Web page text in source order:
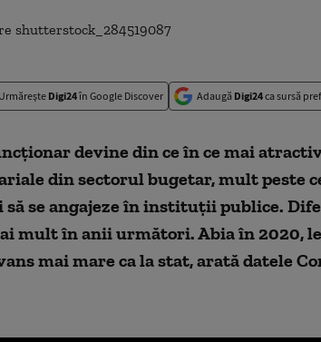
Urmărește Digi24în Google Discover Adaugă Digi24ca sursă
devine din ce în ce mai
din sectorul bugetar, mult peste
se angajeze în instituţii publice.
mult în anii următori. Abia în 2020,
mai mare ca la stat, arată datele